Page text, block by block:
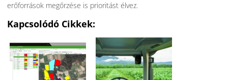
erőforrások megőrzése is prioritást élvez.
Kapcsolódó Cikkek: